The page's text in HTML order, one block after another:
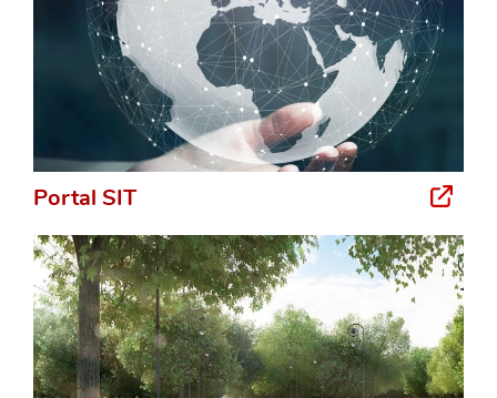
Portal SIT